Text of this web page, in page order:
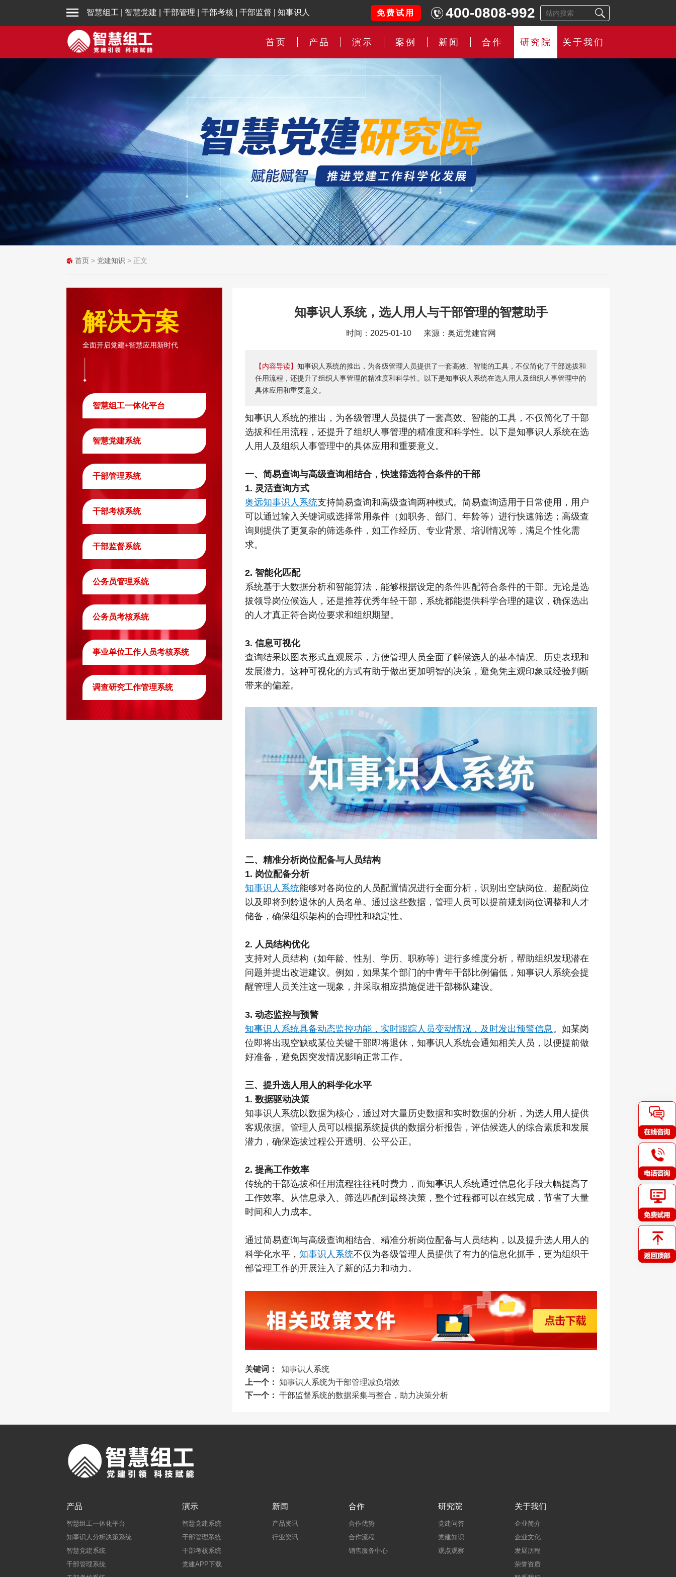
智慧组工 智慧党建 干部管理 干部考核 干部监督 知事识人 免费试用 400-0808-992
首页 产品 演示 案例 新闻 合作 研究院 关于我们
首页 > 党建知识 > 正文
解决方案
全面开启党建+智慧应用新时代
智慧组工一体化平台
智慧党建系统
干部管理系统
干部考核系统
干部监督系统
公务员管理系统
公务员考核系统
事业单位工作人员考核系统
调查研究工作管理系统
知事识人系统，选人用人与干部管理的智慧助手
时间：2025-01-10 来源：奥远党建官网
【内容导读】 知事识人系统的推出，为各级管理人员提供了一套高效、智能的工具，不仅简化了干部选拔和
任用流程，还提升了组织人事管理的精准度和科学性。以下是知事识人系统在选人用人及组织人事管理中的
具体应用和重要意义。
知事识人系统的推出，为各级管理人员提供了一套高效、智能的工具，不仅简化了干部
选拔和任用流程，还提升了组织人事管理的精准度和科学性。以下是知事识人系统在选
人用人及组织人事管理中的具体应用和重要意义。
一、简易查询与高级查询相结合，快速筛选符合条件的干部
1. 灵活查询方式
奥远知事识人系统支持简易查询和高级查询两种模式。简易查询适用于日常使用，用户
可以通过输入关键词或选择常用条件（如职务、部门、年龄等）进行快速筛选；高级查
询则提供了更复杂的筛选条件，如工作经历、专业背景、培训情况等，满足个性化需
求。
2. 智能化匹配
系统基于大数据分析和智能算法，能够根据设定的条件匹配符合条件的干部。无论是选
拔领导岗位候选人，还是推荐优秀年轻干部，系统都能提供科学合理的建议，确保选出
的人才真正符合岗位要求和组织期望。
3. 信息可视化
查询结果以图表形式直观展示，方便管理人员全面了解候选人的基本情况、历史表现和
发展潜力。这种可视化的方式有助于做出更加明智的决策，避免凭主观印象或经验判断
带来的偏差。
二、精准分析岗位配备与人员结构
1. 岗位配备分析
知事识人系统能够对各岗位的人员配置情况进行全面分析，识别出空缺岗位、超配岗位
以及即将到龄退休的人员名单。通过这些数据，管理人员可以提前规划岗位调整和人才
储备，确保组织架构的合理性和稳定性。
2. 人员结构优化
支持对人员结构（如年龄、性别、学历、职称等）进行多维度分析，帮助组织发现潜在
问题并提出改进建议。例如，如果某个部门的中青年干部比例偏低，知事识人系统会提
醒管理人员关注这一现象，并采取相应措施促进干部梯队建设。
3. 动态监控与预警
知事识人系统具备动态监控功能，实时跟踪人员变动情况，及时发出预警信息。如某岗
位即将出现空缺或某位关键干部即将退休，知事识人系统会通知相关人员，以便提前做
好准备，避免因突发情况影响正常工作。
三、提升选人用人的科学化水平
1. 数据驱动决策
知事识人系统以数据为核心，通过对大量历史数据和实时数据的分析，为选人用人提供
客观依据。管理人员可以根据系统提供的数据分析报告，评估候选人的综合素质和发展
潜力，确保选拔过程公开透明、公平公正。
2. 提高工作效率
传统的干部选拔和任用流程往往耗时费力，而知事识人系统通过信息化手段大幅提高了
工作效率。从信息录入、筛选匹配到最终决策，整个过程都可以在线完成，节省了大量
时间和人力成本。
通过简易查询与高级查询相结合、精准分析岗位配备与人员结构，以及提升选人用人的
科学化水平， 知事识人系统不仅为各级管理人员提供了有力的信息化抓手，更为组织干
部管理工作的开展注入了新的活力和动力。
关键词：
知事识人系统
上一个： 知事识人系统为干部管理减负增效
下一个： 干部监督系统的数据采集与整合，助力决策分析
产品
智慧组工一体化平台
知事识人分析决策系统
智慧党建系统
干部管理系统
演示
智慧党建系统
干部管理系统
干部考核系统
党建APP下载
新闻
产品资讯
行业资讯
合作
合作优势
合作流程
销售服务中心
研究院
党建问答
党建知识
观点观察
关于我们
企业简介
企业文化
发展历程
荣誉资质